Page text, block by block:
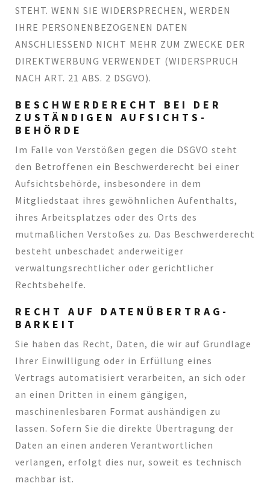
STEHT. WENN SIE WIDERSPRECHEN, WERDEN
IHRE PERSONENBEZOGENEN DATEN
ANSCHLIESSEND NICHT MEHR ZUM ZWECKE DER
DIREKTWERBUNG VERWENDET (WIDERSPRUCH
NACH ART. 21 ABS. 2 DSGVO).
BESCHWERDE­RECHT BEI DER
ZUSTÄNDIGEN AUFSICHTS­
BEHÖRDE
Im Falle von Verstößen gegen die DSGVO steht
den Betroffenen ein Beschwerderecht bei einer
Aufsichtsbehörde, insbesondere in dem
Mitgliedstaat ihres gewöhnlichen Aufenthalts,
ihres Arbeitsplatzes oder des Orts des
mutmaßlichen Verstoßes zu. Das Beschwerderecht
besteht unbeschadet anderweitiger
verwaltungsrechtlicher oder gerichtlicher
Rechtsbehelfe.
RECHT AUF DATEN­ÜBERTRAG­
BARKEIT
Sie haben das Recht, Daten, die wir auf Grundlage
Ihrer Einwilligung oder in Erfüllung eines
Vertrags automatisiert verarbeiten, an sich oder
an einen Dritten in einem gängigen,
maschinenlesbaren Format aushändigen zu
lassen. Sofern Sie die direkte Übertragung der
Daten an einen anderen Verantwortlichen
verlangen, erfolgt dies nur, soweit es technisch
machbar ist.